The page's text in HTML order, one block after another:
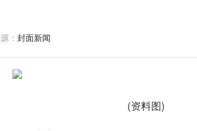
： 封面新闻
(资料图)